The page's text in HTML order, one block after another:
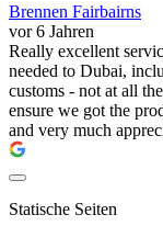
Brennen Fairbairns
vor 6 Jahren
Really excellent
needed to Dubai,
customs - not at all
ensure we got the
and very much
Statische Seiten